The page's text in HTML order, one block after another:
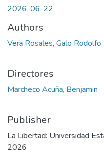
2026-06-22
Authors
Vera Rosales, Galo Rodolfo
Directores
Marcheco Acuña, Benjamin
Publisher
La Libertad: Universidad
2026